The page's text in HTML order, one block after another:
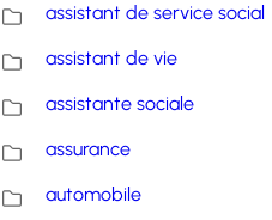
assistant de service social
assistant de vie
assistante sociale
assurance
automobile